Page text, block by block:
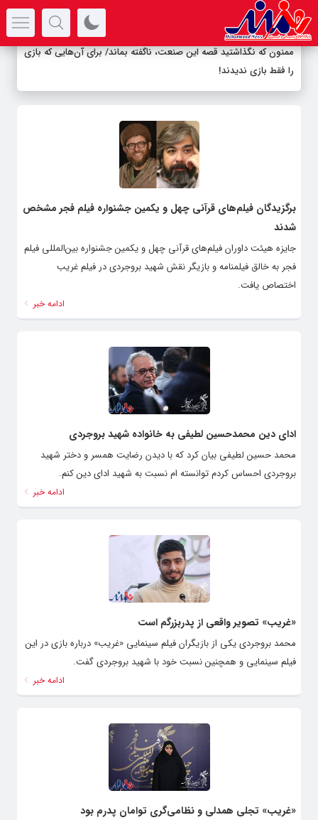
ممنون که نگذاشتید قصه این صنعت، ناگفته بماند/ برای آن‌هایی که بازی
را فقط بازی ندیدند!
برگزیدگان فیلم‌های قرآنی چهل و یکمین جشنواره فیلم فجر مشخص
شدند
جایزه هیئت داوران فیلم‌های قرآنی چهل و یکمین جشنواره بین‌المللی فیلم
فجر به خالق فیلمنامه و بازیگر نقش شهید بروجردی در فیلم غریب
اختصاص یافت.
ادامه خبر
ادای دین محمدحسین لطیفی به خانواده شهید بروجردی
محمد حسین لطیفی بیان کرد که با دیدن رضایت همسر و دختر شهید
بروجردی احساس کردم توانسته ام نسبت به شهید ادای دین کنم.
ادامه خبر
«غریب» تصویر واقعی از پدربزرگم است
محمد بروجردی یکی از بازیگران فیلم سینمایی «غریب» درباره بازی در این
فیلم سینمایی و همچنین نسبت خود با شهید بروجردی گفت.
ادامه خبر
«غریب» تجلی همدلی و نظامی‌گری توامان پدرم بود